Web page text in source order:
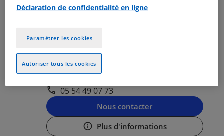
2
3.97 km
KPMG AVOCATS BAYONNE
52 avenue du 8 mai 1945
05 54 49 07 73
Fermé aujourd'hui
Nous contacter
Plus d'informations
Déclaration de confidentialité en ligne
Autoriser tous les cookies
Paramétrer les cookies